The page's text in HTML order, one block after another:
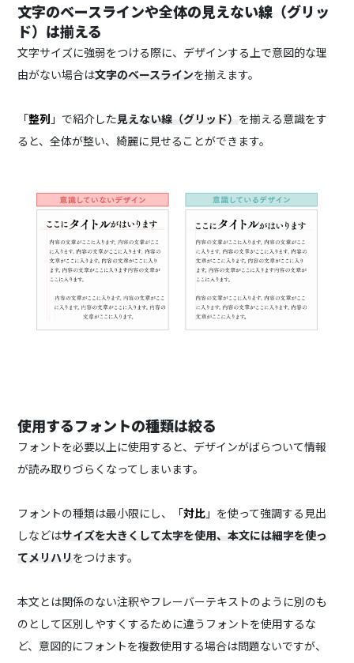
文字のベースラインや全体の見えない線（グリッ
ド）は揃える
文字サイズに強弱をつける際に、デザインする上で意図的な理
由がない場合は文字のベースラインを揃えます。
「整列 」で紹介した見えない線（グリッド） を揃える意識をす
ると、全体が整い、綺麗に見せることができます。
使用するフォントの種類は絞る
フォントを必要以上に使用すると、 デザインがばらついて情報
が読み取りづらくなってしまいます。
フォントの種類は最小限にし、「対比 」を使って強調する見出
しなどはサイズを大きくして太字を使用、本文には細字を使っ
てメリハリ をつけます。
本文とは関係のない注釈やフレーバーテキストのように別のも
のとして区別しやすくするために違うフォントを使用するな
ど、意図的にフォントを複数使用する場合は問題ないですが、